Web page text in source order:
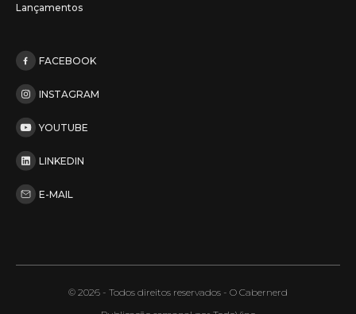
Lançamentos
FACEBOOK
INSTAGRAM
YOUTUBE
LINKEDIN
E-MAIL
© 2026 - Todos direitos reservados - O Cabernerd